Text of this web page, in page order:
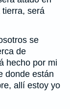
será
se
de
hecho por mi
donde están
allí estoy yo